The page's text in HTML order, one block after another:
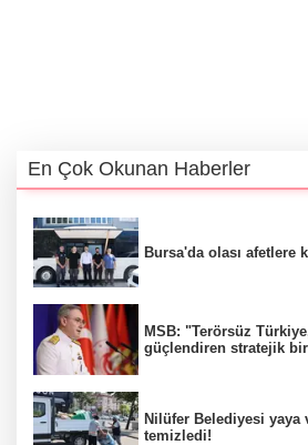
En Çok Okunan Haberler
Bursa'da olası afetlere
MSB: "Terörsüz
güçlendiren stratejik
Nilüfer Belediyesi yaya
temizledi!